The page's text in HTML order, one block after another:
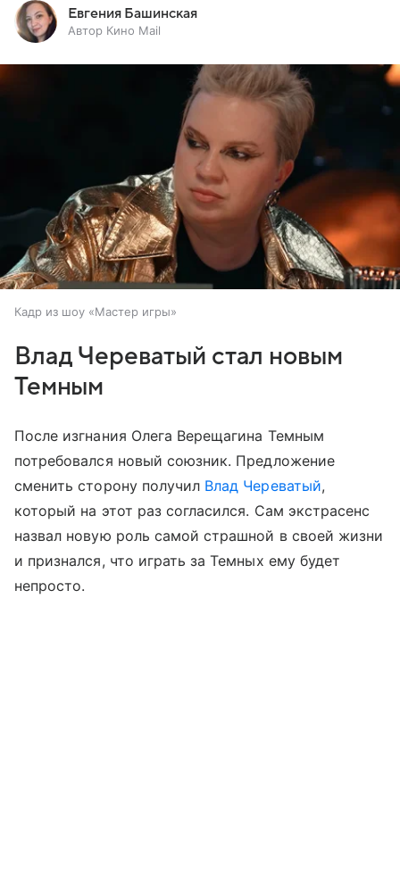
Евгения Башинская
Автор Кино Mail
Кадр из шоу «Мастер игры»
Влад Череватый стал новым
Темным
После изгнания Олега Верещагина Темным
потребовался новый союзник. Предложение
сменить сторону получил Влад Череватый,
который на этот раз согласился. Сам экстрасенс
назвал новую роль самой страшной в своей жизни
и признался, что играть за Темных ему будет
непросто.